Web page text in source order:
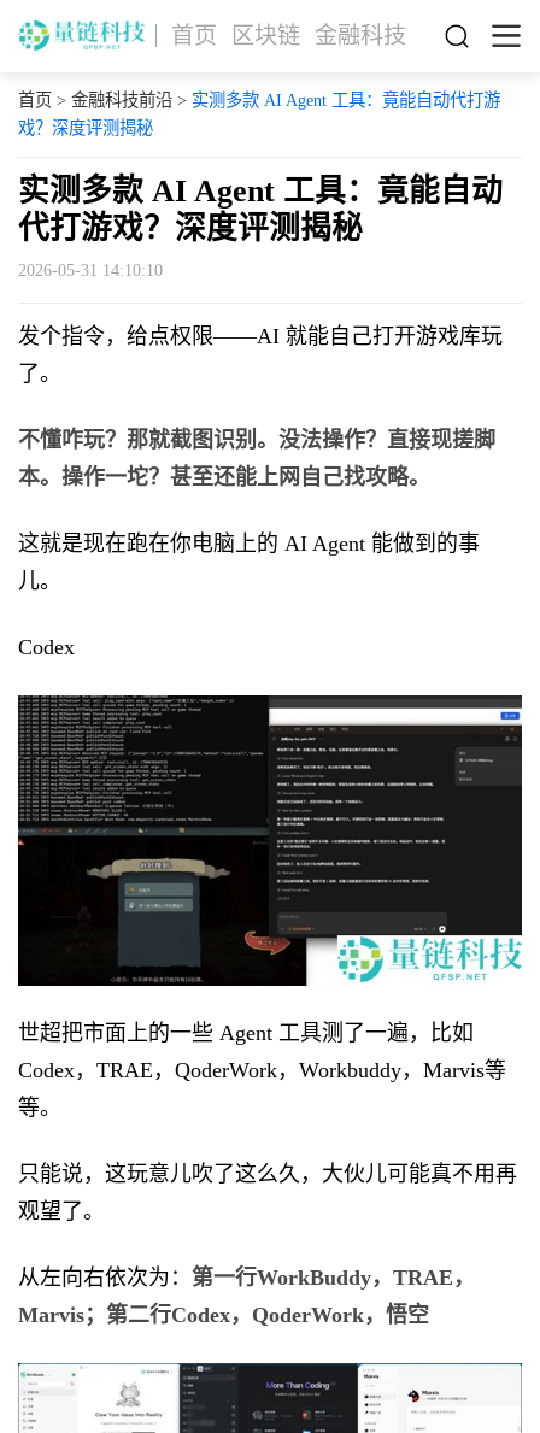
首页 区块链 金融科技
首页 > 金融科技前沿> 实测多款 AI Agent 工具：竟能自动代打游
戏？深度评测揭秘
实测多款 AI Agent 工具：竟能自动
代打游戏？深度评测揭秘
2026-05-31 14:10:10
发个指令，给点权限——AI 就能自己打开游戏库玩
了。
不懂咋玩？那就截图识别。没法操作？直接现搓脚
本。操作一坨？甚至还能上网自己找攻略。
这就是现在跑在你电脑上的 AI Agent 能做到的事
儿。
Codex
世超把市面上的一些 Agent 工具测了一遍，比如
Codex，TRAE，QoderWork，Workbuddy，Marvis等
等。
只能说，这玩意儿吹了这么久，大伙儿可能真不用再
观望了。
从左向右依次为： 第一行WorkBuddy，TRAE，
Marvis；第二行Codex，QoderWork，悟空